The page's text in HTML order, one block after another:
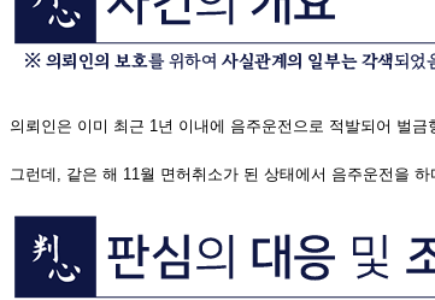
의뢰인은 이미 최근 1년 이내에 음주운전으로 적발되어 벌
그런데, 같은 해 11월 면허취소가 된 상태에서 음주운전을